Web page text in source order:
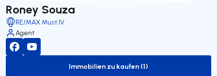
Roney Souza
RE/MAX Must IV
Agent
to-buy-listing
Immobilien zu kaufen (1)